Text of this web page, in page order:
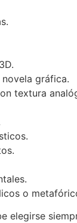
gráfica.
textura
o
elegirse